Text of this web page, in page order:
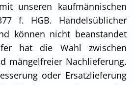
unseren kaufmännischen
f. HGB. Handelsüblicher
können nicht beanstandet
hat die Wahl zwischen
mängelfreier Nachlieferung.
oder Ersatzlieferung